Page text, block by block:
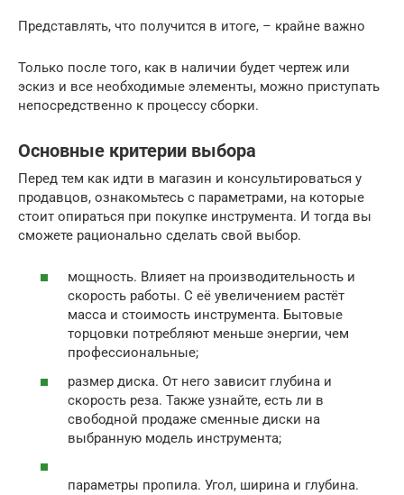
Представлять, что получится в итоге, – крайне важно
Только после того, как в наличии будет чертеж или
эскиз и все необходимые элементы, можно приступать
непосредственно к процессу сборки.
Основные критерии выбора
Перед тем как идти в магазин и консультироваться у
продавцов, ознакомьтесь с параметрами, на которые
стоит опираться при покупке инструмента. И тогда вы
сможете рационально сделать свой выбор.
мощность. Влияет на производительность и
скорость работы. С её увеличением растёт
масса и стоимость инструмента. Бытовые
торцовки потребляют меньше энергии, чем
профессиональные;
размер диска. От него зависит глубина и
скорость реза. Также узнайте, есть ли в
свободной продаже сменные диски на
выбранную модель инструмента;
параметры пропила. Угол, ширина и глубина.